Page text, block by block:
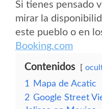
Si tienes pensado
mirar la
este pueblo o en
Booking.com
Contenidos
1
Mapa de Acatic
2 Google Street